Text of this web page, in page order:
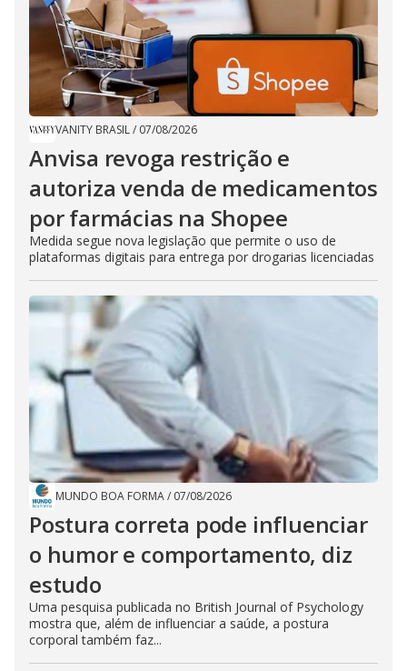
VANITY BRASIL/ 07/08/2026
Anvisa revoga restrição e
autoriza venda de medicamentos
por farmácias na Shopee
Medida segue nova legislação que permite o uso de
plataformas digitais para entrega por drogarias licenciadas
MUNDO BOA FORMA/ 07/08/2026
Postura correta pode influenciar
o humor e comportamento, diz
estudo
Uma pesquisa publicada no British Journal of Psychology
mostra que, além de influenciar a saúde, a postura
corporal também faz...